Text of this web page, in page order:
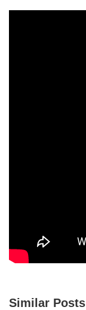
Similar Posts